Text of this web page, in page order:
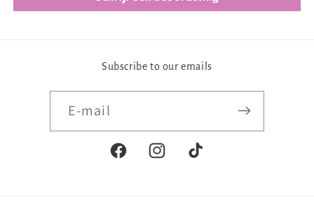
Subscribe to our emails
E‑mail
FacebookInstagramTikTok